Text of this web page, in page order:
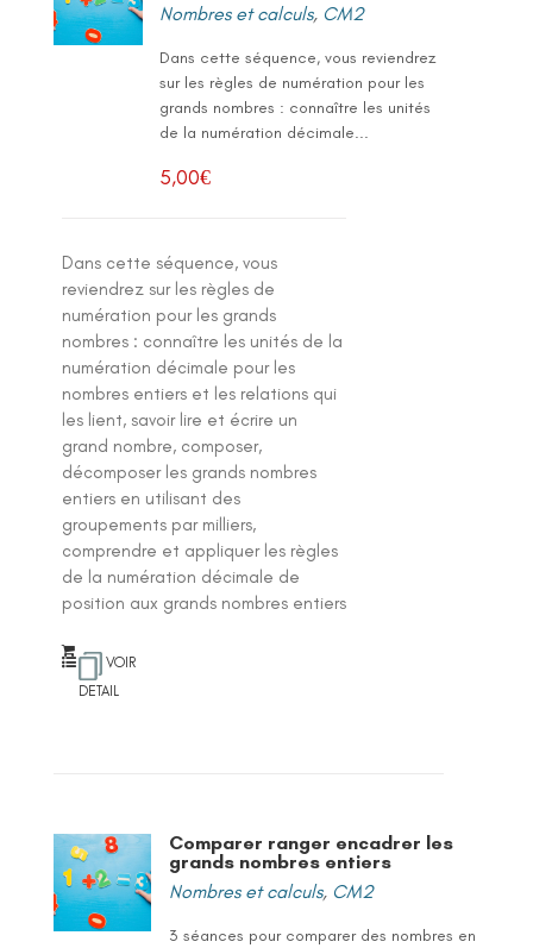
Nombres et calculs, CM2
Dans cette séquence, vous reviendrez
sur les règles de numération pour les
grands nombres : connaître les unités
de la numération décimale...
5,00€
Dans cette séquence, vous
reviendrez sur les règles de
numération pour les grands
nombres : connaître les unités de la
numération décimale pour les
nombres entiers et les relations qui
les lient, savoir lire et écrire un
grand nombre, composer,
décomposer les grands nombres
entiers en utilisant des
groupements par milliers,
comprendre et appliquer les règles
de la numération décimale de
position aux grands nombres entiers
VOIR
DETAIL
Comparer ranger encadrer les
grands nombres entiers
Nombres et calculs, CM2
3 séances pour comparer des nombres en